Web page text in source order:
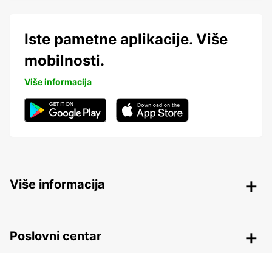
Iste pametne aplikacije. Više
mobilnosti.
Više informacija
Više informacija
Poslovni centar